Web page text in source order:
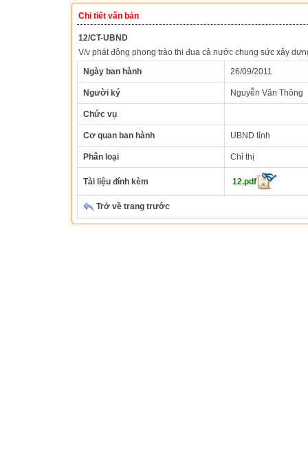
Chi tiết văn bản
12/CT-UBND
V/v phát động phong trào thi đua cả nước chung sức xây
Ngày ban hành
26/09/2011
Người ký Nguyễn Văn Thông
Chức vụ
Cơ quan ban hành UBND tỉnh
Phân loại Chỉ thị
Tài liệu đính kèm 12.pdf
Trở về trang trước